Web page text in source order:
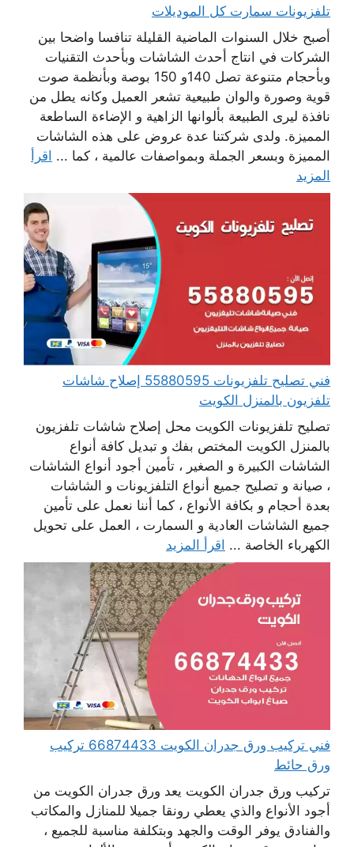
تلفزيونات سمارت كل الموديلات
أصبح خلال السنوات الماضية القليلة تنافسا واضحا بين
الشركات في انتاج أحدث الشاشات وبأحدث التقنيات
وبأحجام متنوعة تصل 140و 150 بوصة وبأنظمة صوت
قوية وصورة والوان طبيعية تشعر العميل وكانه يطل من
نافذة ليرى الطبيعة بألوانها الزاهية و الإضاءة الساطعة
المميزة. ولدى شركتنا عدة عروض على هذه الشاشات
المميزة وبسعر الجملة وبمواصفات عالمية ، كما ... اقرأ
المزيد
فني تصليح تلفزيونات 55880595 إصلاح شاشات
تلفزيون بالمنزل الكويت
تصليح تلفزيونات الكويت محل إصلاح شاشات تلفزيون
بالمنزل الكويت المختص بفك و تبديل كافة أنواع
الشاشات الكبيرة و الصغير ، تأمين أجود أنواع الشاشات
، صيانة و تصليح جميع أنواع التلفزيونات و الشاشات
بعدة أحجام و بكافة الأنواع ، كما أننا نعمل على تأمين
جميع الشاشات العادية و السمارت ، العمل على تحويل
الكهرباء الخاصة ... اقرأ المزيد
فني تركيب ورق جدران الكويت 66874433 تركيب
ورق حائط
تركيب ورق جدران الكويت يعد ورق جدران الكويت من
أجود الأنواع والذي يعطي رونقا جميلا للمنازل والمكاتب
والفنادق يوفر الوقت والجهد وبتكلفة مناسبة للجميع ،